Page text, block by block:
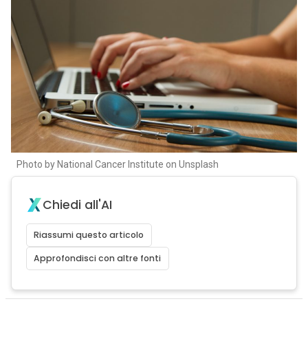
Photo by National Cancer Institute on Unsplash
Chiedi all'AI
Riassumi questo articolo
Approfondisci con altre fonti